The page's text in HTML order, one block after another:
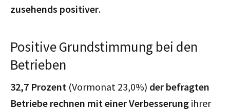
zusehends positiver.
Positive Grundstimmung bei den
Betrieben
32,7 Prozent (Vormonat 23,0%) der befragten
Betriebe rechnen mit einer Verbesserung ihrer